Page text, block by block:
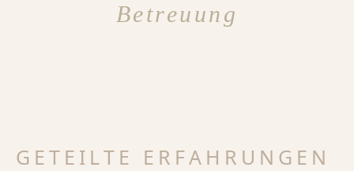
Betreuung
GETEILTE ERFAHRUNGEN